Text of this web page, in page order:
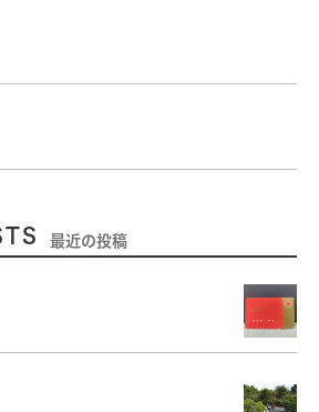
最近の投稿